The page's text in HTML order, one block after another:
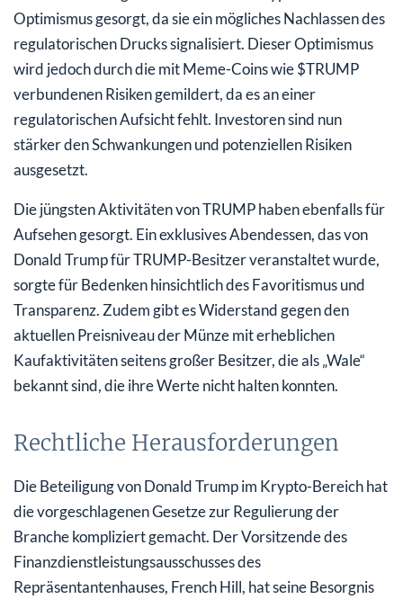
Optimismus gesorgt, da sie ein mögliches Nachlassen des
regulatorischen Drucks signalisiert. Dieser Optimismus
wird jedoch durch die mit Meme-Coins wie $TRUMP
verbundenen Risiken gemildert, da es an einer
regulatorischen Aufsicht fehlt. Investoren sind nun
stärker den Schwankungen und potenziellen Risiken
ausgesetzt.
Die jüngsten Aktivitäten von TRUMP haben ebenfalls für
Aufsehen gesorgt. Ein exklusives Abendessen, das von
Donald Trump für TRUMP-Besitzer veranstaltet wurde,
sorgte für Bedenken hinsichtlich des Favoritismus und
Transparenz. Zudem gibt es Widerstand gegen den
aktuellen Preisniveau der Münze mit erheblichen
Kaufaktivitäten seitens großer Besitzer, die als „Wale“
bekannt sind, die ihre Werte nicht halten konnten.
Rechtliche Herausforderungen
Die Beteiligung von Donald Trump im Krypto-Bereich hat
die vorgeschlagenen Gesetze zur Regulierung der
Branche kompliziert gemacht. Der Vorsitzende des
Finanzdienstleistungsausschusses des
Repräsentantenhauses, French Hill, hat seine Besorgnis